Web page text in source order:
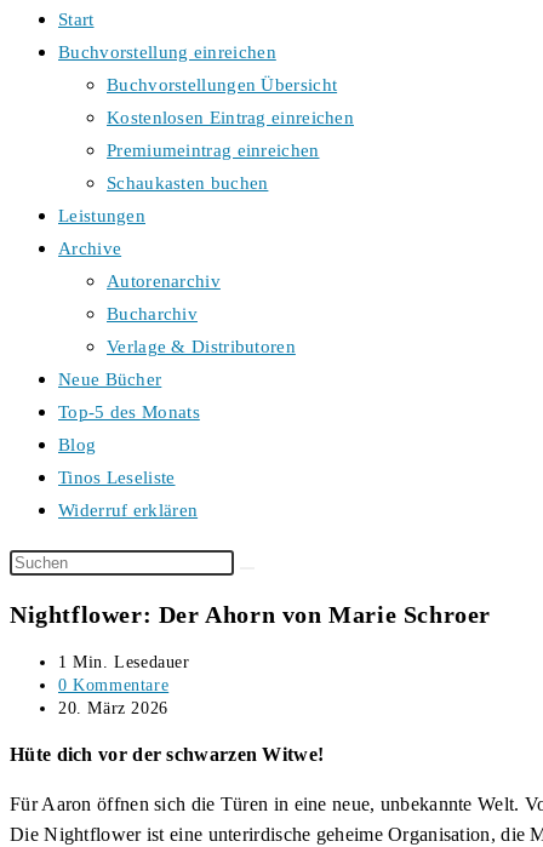
Start
Buchvorstellung einreichen
Buchvorstellungen Übersicht
Kostenlosen Eintrag einreichen
Premiumeintrag einreichen
Schaukasten buchen
Leistungen
Archive
Autorenarchiv
Bucharchiv
Verlage & Distributoren
Neue Bücher
Top-5 des Monats
Blog
Tinos Leseliste
Widerruf erklären
Diese
durchsuchen
Nightflower: Der Ahorn von Marie Schroer
Lesedauer:
1 Min. Lesedauer
Beitrags-
Kommentare:
0 Kommentare
Beitrag
20. März 2026
Hüte dich vor der schwarzen Witwe!
Für Aaron öffnen sich die Türen in eine neue, unbekannte Welt.
Die Nightflower ist eine unterirdische geheime Organisation, die